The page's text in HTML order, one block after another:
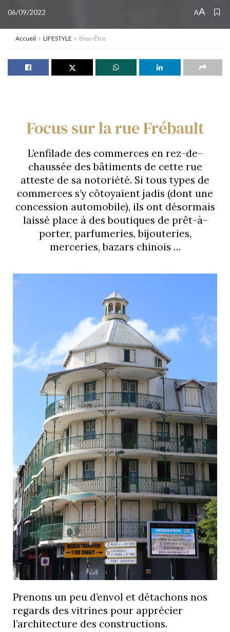
06/09/2022 AA
Accueil LIFESTYLE Bien-Être
Focus sur la rue Frébault
L’enfilade des commerces en rez-de-
chaussée des bâtiments de cette rue
atteste de sa notoriété. Si tous types de
commerces s’y côtoyaient jadis (dont une
concession automobile), ils ont désormais
laissé place à des boutiques de prêt-à-
porter, parfumeries, bijouteries,
merceries, bazars chinois …
Prenons un peu d’envol et détachons nos
regards des vitrines pour apprécier
l’architecture des constructions.